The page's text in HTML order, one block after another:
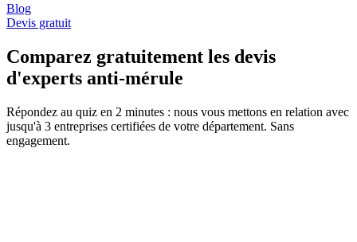
Blog
Devis gratuit
Comparez gratuitement les devis
d'experts anti-mérule
Répondez au quiz en 2 minutes : nous vous mettons en relation avec
jusqu'à 3 entreprises certifiées de votre département. Sans
engagement.